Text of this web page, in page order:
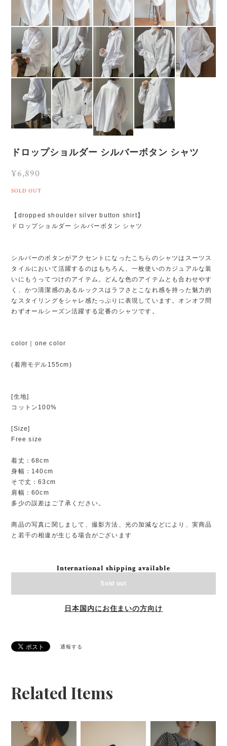
ドロップショルダー シルバーボタン シャツ
¥6,890
SOLD OUT
【dropped shoulder silver button shirt】
ドロップショルダー シルバーボタン シャツ
シルバーのボタンがアクセントになったこちらのシャツはスーツス
タイルにおいて活躍するのはもちろん、一枚使いのカジュアルな装
いにもうってつけのアイテム。どんな色のアイテムとも合わせやす
く、かつ清潔感のあるルックスはラフさとこなれ感を持った魅力的
なスタイリングをシャレ感たっぷりに表現しています。オンオフ問
わずオールシーズン活躍する定番のシャツです。
color｜one color
(着用モデル155cm)
[生地]
コットン100%
[Size]
Free size
着丈：68cm
身幅：140cm
そで丈：63cm
肩幅：60cm
多少の誤差はご了承ください。
商品の写真に関しまして、撮影方法、光の加減などにより、実商品
と若干の相違が生じる場合がございます
International shipping available
Sold out
日本国内にお住まいの方向け
通報する
Related Items